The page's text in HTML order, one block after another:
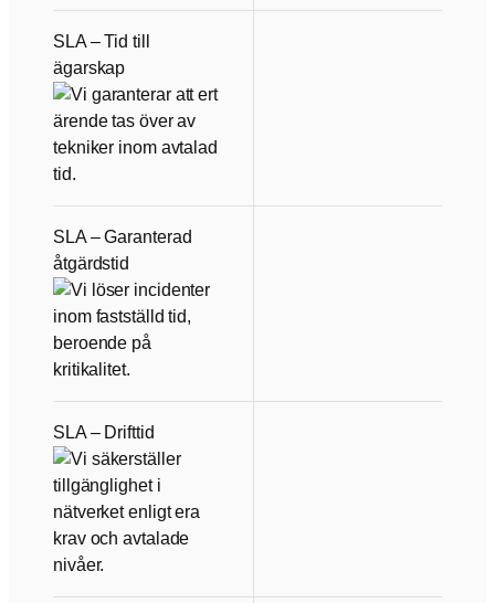
SLA – Tid till
ägarskap
SLA – Garanterad
åtgärdstid
SLA – Drifttid